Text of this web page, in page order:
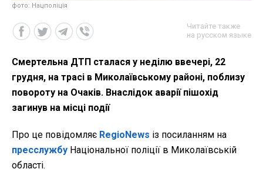
фото: Нацполіція
Читайте также
на русском языке
Смертельна ДТП сталася у неділю ввечері, 22
грудня, на трасі в Миколаївському районі, поблизу
повороту на Очаків. Внаслідок аварії пішохід
загинув на місці події
Про це повідомляє RegioNews із посиланням на
пресслужбу Національної поліції в Миколаївській
області.